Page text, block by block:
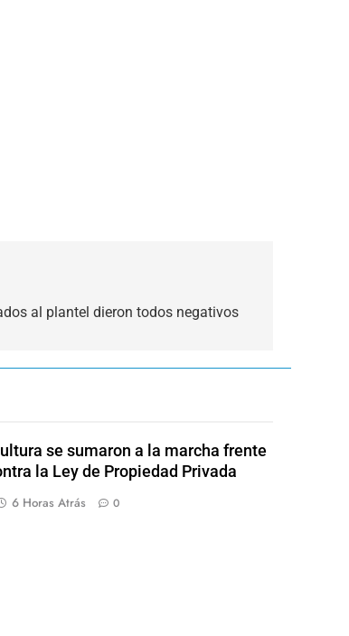
al plantel dieron todos negativos
se sumaron a la marcha frente
la Ley de Propiedad Privada
6 Horas Atrás 0